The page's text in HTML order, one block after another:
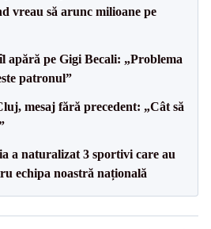
vreau să arunc milioane pe
apără pe Gigi Becali: „Problema
patronul”
mesaj fără precedent: „Cât să
a naturalizat 3 sportivi care au
echipa noastră națională